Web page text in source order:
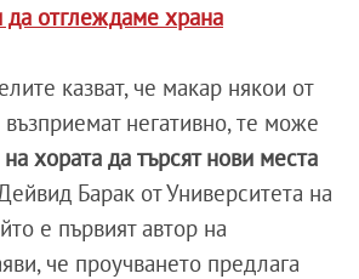
да отглеждаме храна
казват, че макар някои от
негативно, те може
хората да търсят нови места
Барак от Университета на
е първият автор на
че проучването предлага